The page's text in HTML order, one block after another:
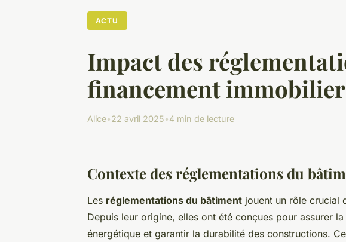
ACTU
Impact des
financement
Alice•22 avril 2025•4 min de lecture
Contexte des réglementations du
Les réglementations du bâtiment jouent un rôle crucial
Depuis leur origine, elles ont été conçues pour assurer
énergétique et garantir la durabilité des constructions.